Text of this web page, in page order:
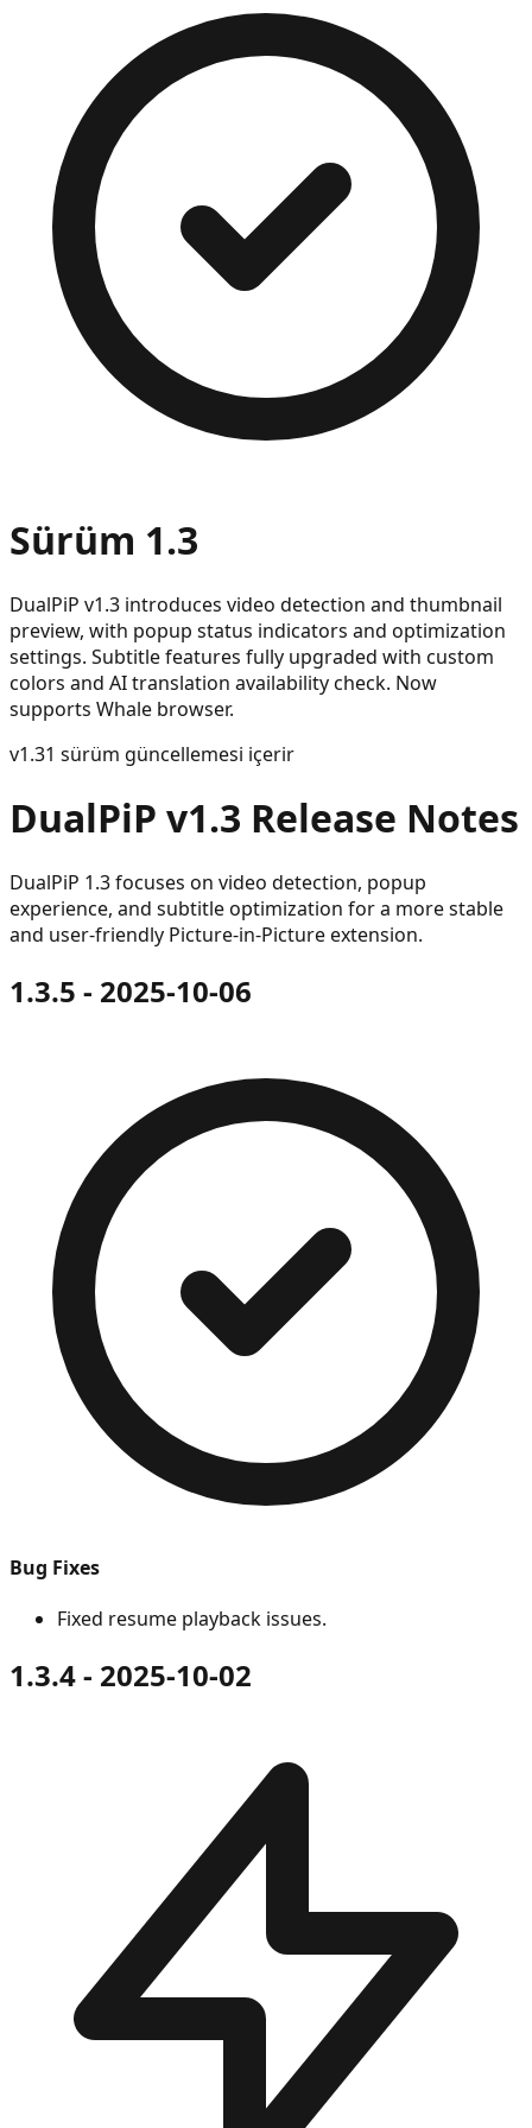
Sürüm 1.3
DualPiP v1.3 introduces video detection and thumbnail
preview, with popup status indicators and optimization
settings. Subtitle features fully upgraded with custom
colors and AI translation availability check. Now
supports Whale browser.
v1.31 sürüm güncellemesi içerir
DualPiP v1.3 Release Notes
DualPiP 1.3 focuses on video detection, popup
experience, and subtitle optimization for a more stable
and user-friendly Picture-in-Picture extension.
1.3.5 - 2025-10-06
Bug Fixes
Fixed resume playback issues.
1.3.4 - 2025-10-02